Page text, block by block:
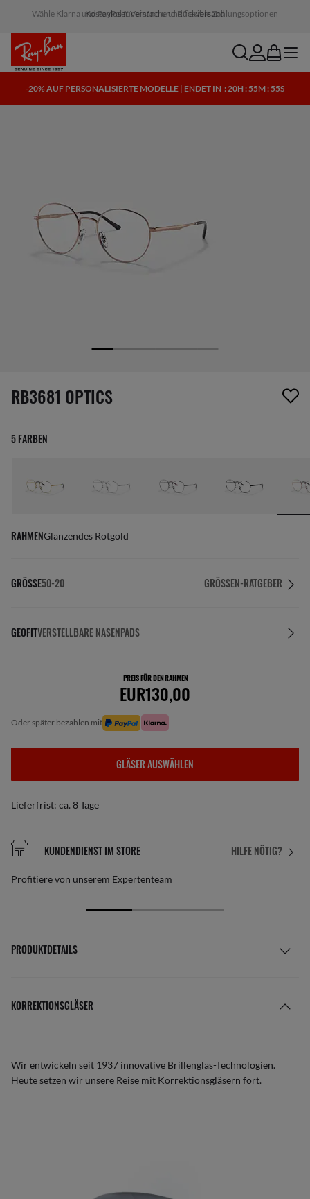
Wähle Klarna und PayPal für einfache und flexible Zahlungsoptionen
searchaccount
bag menu
-20% AUF PERSONALISIERTE MODELLE | ENDET IN : 20H : 55M : 55S
1 Artikel wurde von deiner Wunschliste entfernt
RB3681 OPTICS
5 FARBEN
RAHMENGlänzendes Rotgold
GRÖSSE50-20 GRÖSSEN-RATGEBER
GEOFITVERSTELLBARE NASENPADS
PREIS FÜR DEN RAHMEN
EUR130,00
oder später bezahlen mit
GLÄSER AUSWÄHLEN
Lieferfrist: ca. 8 Tage
HILFE NÖTIG?
KUNDENDIENST IM STORE
Profitiere von unserem Expertenteam
PRODUKTDETAILS
KORREKTIONSGLÄSER
Wir entwickeln seit 1937 innovative Brillenglas-Technologien.
Heute setzen wir unsere Reise mit Korrektionsgläsern fort.